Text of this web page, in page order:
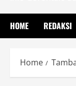
HOME REDAKSI
Home